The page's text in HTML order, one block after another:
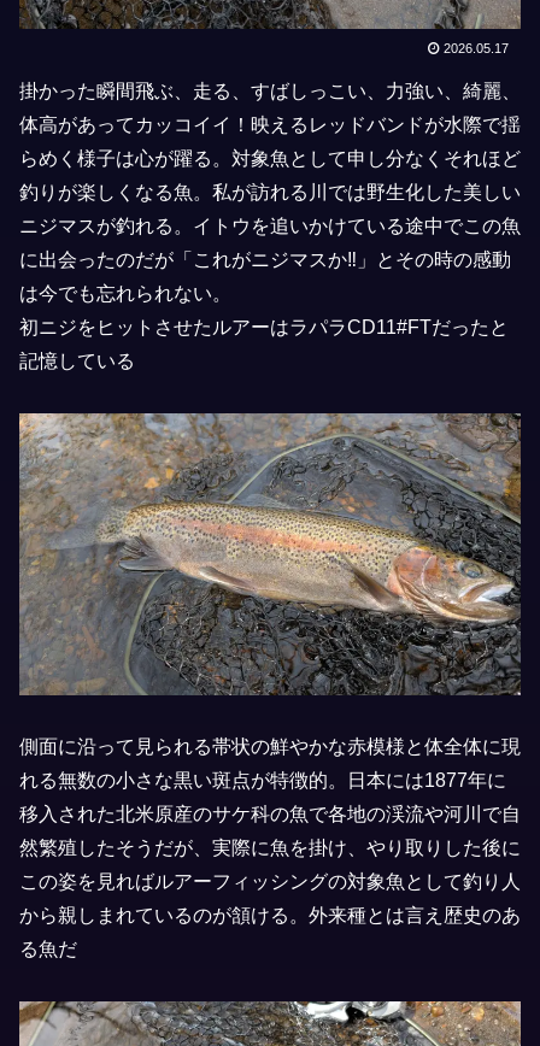
2026.05.17
掛かった瞬間飛ぶ、走る、すばしっこい、力強い、綺麗、
体高があってカッコイイ！映えるレッドバンドが水際で揺
らめく様子は心が躍る。対象魚として申し分なくそれほど
釣りが楽しくなる魚。私が訪れる川では野生化した美しい
ニジマスが釣れる。イトウを追いかけている途中でこの魚
に出会ったのだが「これがニジマスか‼」とその時の感動
は今でも忘れられない。
初ニジをヒットさせたルアーはラパラCD11#FTだったと
記憶している
側面に沿って見られる帯状の鮮やかな赤模様と体全体に現
れる無数の小さな黒い斑点が特徴的。日本には1877年に
移入された北米原産のサケ科の魚で各地の渓流や河川で自
然繁殖したそうだが、実際に魚を掛け、やり取りした後に
この姿を見ればルアーフィッシングの対象魚として釣り人
から親しまれているのが頷ける。外来種とは言え歴史のあ
る魚だ